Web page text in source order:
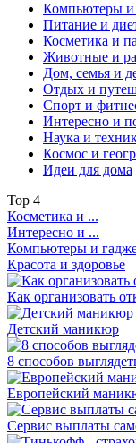
Компьютеры и
Питание и
Косметика и
Животные и
Дом, семья и
Отдых и
Спорт и
Интересно и
Наука и
Космос и
Идеи для дома
Top 4
Косметика и ...
Интересно и ...
Компьютеры и
Красота и здоровье
Как организовать
Детский маникюр
8 способов
Европейский
Сервис выплаты